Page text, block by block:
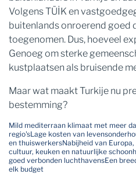
Volgens TÜİK en
buitenlands onroerend goed
toegenomen. Dus, hoeveel
Genoeg om sterke
kustplaatsen als bruisende
Maar wat maakt Turkije nu
bestemming?
Mild mediterraan klimaat met meer
regio'sLage kosten van
en thuiswerkersNabijheid van
cultuur, keuken en natuurlijke
goed verbonden luchthavensEen
elk budget